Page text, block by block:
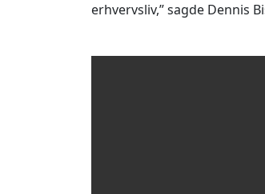
erhvervsliv,” sagde Dennis